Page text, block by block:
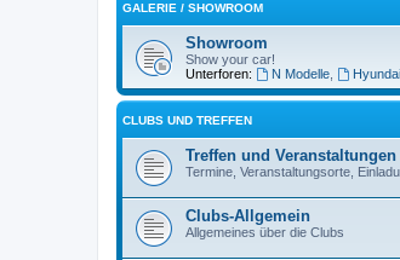
GALERIE / SHOWROOM
Showroom
Show your car!
Unterforen:
N Modelle,
CLUBS UND TREFFEN
Treffen und Veranstaltungen
Termine, Veranstaltungsorte,
Clubs-Allgemein
Allgemeines über die Clubs